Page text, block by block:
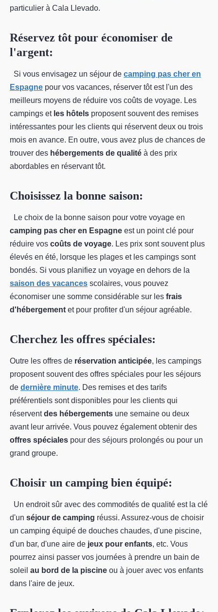
particulier à Cala Llevado.
Réservez tôt pour économiser de
l'argent:
Si vous envisagez un séjour de camping pas cher en
Espagne pour vos vacances, réserver tôt est l'un des
meilleurs moyens de réduire vos coûts de voyage. Les
campings et les hôtels proposent souvent des remises
intéressantes pour les clients qui réservent deux ou trois
mois en avance. En outre, vous avez plus de chances de
trouver des hébergements de qualité à des prix
abordables en réservant tôt.
Choisissez la bonne saison:
Le choix de la bonne saison pour votre voyage en
camping pas cher en Espagne est un point clé pour
réduire vos coûts de voyage. Les prix sont souvent plus
élevés en été, lorsque les plages et les campings sont
bondés. Si vous planifiez un voyage en dehors de la
saison des vacances scolaires, vous pouvez
économiser une somme considérable sur les frais
d'hébergement et pour profiter d'un séjour agréable.
Cherchez les offres spéciales:
Outre les offres de réservation anticipée, les campings
proposent souvent des offres spéciales pour les séjours
de dernière minute. Des remises et des tarifs
préférentiels sont disponibles pour les clients qui
réserventdes hébergements une semaine ou deux
avant leur arrivée. Vous pouvez également obtenir des
offres spéciales pour des séjours prolongés ou pour un
grand groupe.
Choisir un camping bien équipé:
Un endroit sûr avec des commodités de qualité est la clé
d'un séjour de camping réussi. Assurez-vous de choisir
un camping équipé de douches chaudes, d'une piscine,
d'un bar, d'une aire de jeux pour enfants, etc. Vous
pourrez ainsi passer vos journées à prendre un bain de
soleil au bord de la piscine ou à jouer avec vos enfants
dans l'aire de jeux.